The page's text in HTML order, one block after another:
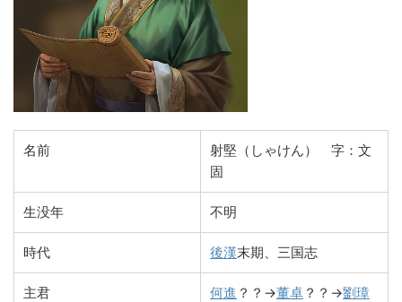
名前
射堅（しゃけん） 字：文
固
生没年 不明
時代 後漢末期、三国志
主君 何進 ？？→董卓 ？？→劉璋